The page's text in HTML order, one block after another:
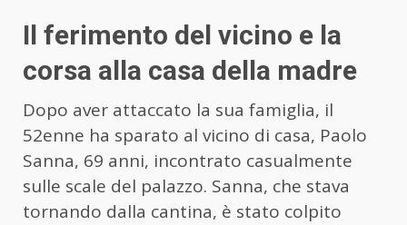
Il ferimento del vicino e la
corsa alla casa della madre
Dopo aver attaccato la sua famiglia, il
52enne ha sparato al vicino di casa, Paolo
Sanna, 69 anni, incontrato casualmente
sulle scale del palazzo. Sanna, che stava
tornando dalla cantina, è stato colpito